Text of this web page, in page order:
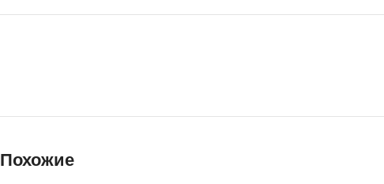
Похожие